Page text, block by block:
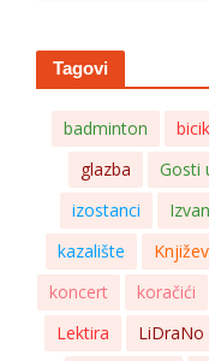
Tagovi
badminton
glazba
Gosti
izostanci
kazalište
koncert
koračići
Lektira
LiDraNo